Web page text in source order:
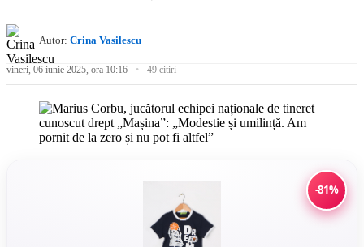
Autor: Crina Vasilescu
vineri, 06 iunie 2025, ora 10:16 49 citiri
-81%